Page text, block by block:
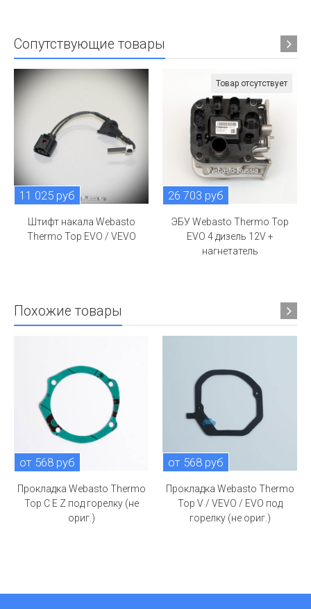
Сопутствующие товары
11 025 руб
Штифт накала Webasto
Thermo Top EVO / VEVO
Товар отсутствует
26 703 руб
ЭБУ Webasto Thermo Top
EVO 4 дизель 12V +
нагнетатель
Похожие товары
от 568 руб
Прокладка Webasto Thermo
Top C E Z под горелку (не
ориг.)
от 568 руб
Прокладка Webasto Thermo
Top V / VEVO / EVO под
горелку (не ориг.)